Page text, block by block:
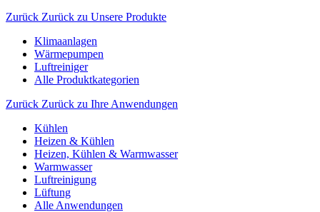
Zurück Zurück zu Unsere Produkte
Klimaanlagen
Wärmepumpen
Luftreiniger
Alle Produktkategorien
Zurück Zurück zu Ihre Anwendungen
Kühlen
Heizen & Kühlen
Heizen, Kühlen & Warmwasser
Warmwasser
Luftreinigung
Lüftung
Alle Anwendungen